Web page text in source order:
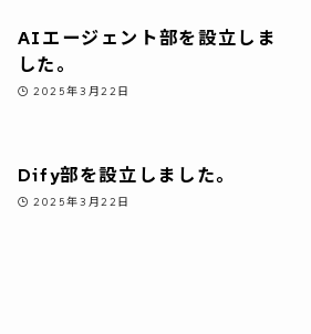
AIエージェント部を設立しま
した。
2025年3月22日
Dify部を設立しました。
2025年3月22日